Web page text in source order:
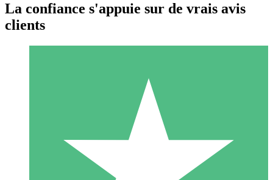
Packs de Crédits Individuels
Payez à l'utilisation avec des crédits de téléchargement. Sans
La confiance s'appuie sur de vrais avis
clients